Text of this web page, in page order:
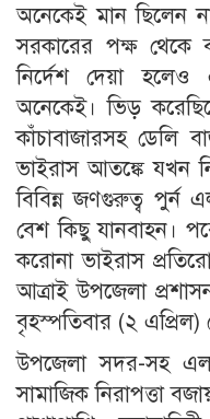
অনেকেই মান ছিলেন
সরকারের পক্ষ থেকে
নির্দেশ দেয়া হলেও
অনেকেই। ভিড়
কাঁচাবাজারসহ ডেলি
ভাইরাস আতঙ্কে যখন
বিবিন্ন জণগুরুত্ব পুর্ন
বেশ কিছু যানবাহন।
করোনা ভাইরাস
আত্রাই উপজেলা
বৃহস্পতিবার (২
উপজেলা সদর-সহ
সামাজিক নিরাপত্তা